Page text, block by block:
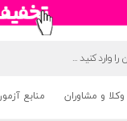
و مشاوران منابع